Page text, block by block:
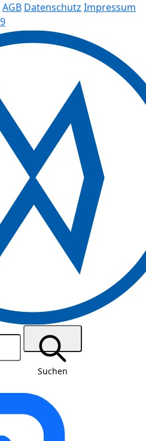
AGB Datenschutz Impressum
Suchen